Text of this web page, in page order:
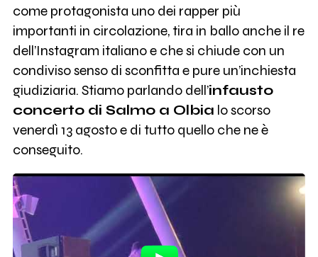
come protagonista uno dei rapper più
importanti in circolazione, tira in ballo anche il re
dell’Instagram italiano e che si chiude con un
condiviso senso di sconfitta e pure un’inchiesta
giudiziaria. Stiamo parlando dell’infausto
concerto di Salmo a Olbia lo scorso
venerdì 13 agosto e di tutto quello che ne è
conseguito.